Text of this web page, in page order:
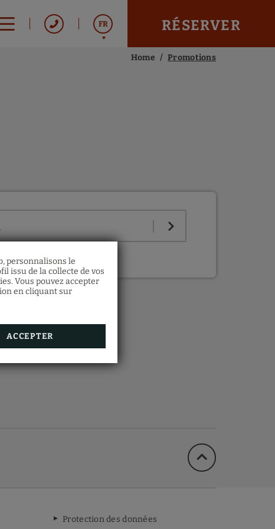
personnalisons le
issu de la collecte de vos
Vous pouvez accepter
en cliquant sur
ACCEPTER
FR RÉSERVER
Home Promotions
Protection des données